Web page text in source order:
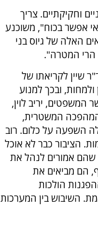
וחקיקתיים. צריך
אפשר בכוח", משוכנע
האלה של גיוס בני
הרי המטרה".
שיין לקריאתו של
ובכך למנוע
יריב לוין,
המהפכה המשטרית,
לה השפעה על כלום. רוב
הציבור כבר לא אוכל
שהם אמורים לנהל את
הם מביאים את
הולכות
השיבוש בין המערכות